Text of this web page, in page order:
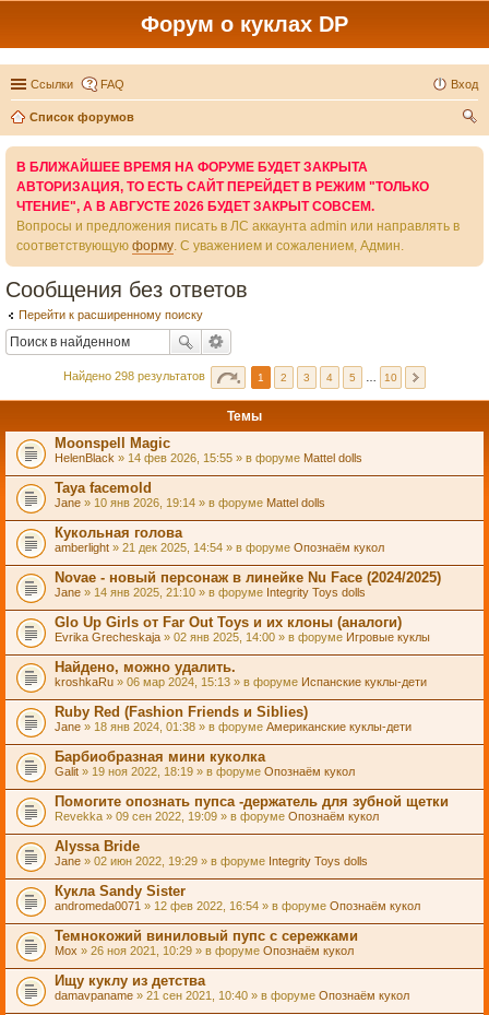
Форум о куклах DP
Ссылки FAQ Вход
Список форумов
В БЛИЖАЙШЕЕ ВРЕМЯ НА ФОРУМЕ БУДЕТ ЗАКРЫТА
АВТОРИЗАЦИЯ, ТО ЕСТЬ САЙТ ПЕРЕЙДЕТ В РЕЖИМ "ТОЛЬКО
ЧТЕНИЕ", А В АВГУСТЕ 2026 БУДЕТ ЗАКРЫТ СОВСЕМ.
Вопросы и предложения писать в ЛС аккаунта admin или направлять в
соответствующую форму. С уважением и сожалением, Админ.
Сообщения без ответов
Перейти к расширенному поиску
Найдено 298 результатов 1 2 3 4 5 10
Темы
Moonspell Magic
HelenBlack » 14 фев 2026, 15:55 » в форуме Mattel dolls
Taya facemold
Jane » 10 янв 2026, 19:14 » в форуме Mattel dolls
Кукольная голова
amberlight » 21 дек 2025, 14:54 » в форуме Опознаём кукол
Novae - новый персонаж в линейке Nu Face (2024/2025)
Jane » 14 янв 2025, 21:10 » в форуме Integrity Toys dolls
Glo Up Girls от Far Out Toys и их клоны (аналоги)
Evrika Grecheskaja » 02 янв 2025, 14:00 » в форуме Игровые куклы
Найдено, можно удалить.
kroshkaRu » 06 мар 2024, 15:13 » в форуме Испанские куклы-дети
Ruby Red (Fashion Friends и Siblies)
Jane » 18 янв 2024, 01:38 » в форуме Американские куклы-дети
Барбиобразная мини куколка
Galit » 19 ноя 2022, 18:19 » в форуме Опознаём кукол
Помогите опознать пупса -держатель для зубной щетки
Revekka » 09 сен 2022, 19:09 » в форуме Опознаём кукол
Alyssa Bride
Jane » 02 июн 2022, 19:29 » в форуме Integrity Toys dolls
Кукла Sandy Sister
andromeda0071 » 12 фев 2022, 16:54 » в форуме Опознаём кукол
Темнокожий виниловый пупс с сережками
Mox » 26 ноя 2021, 10:29 » в форуме Опознаём кукол
Ищу куклу из детства
damavpaname » 21 сен 2021, 10:40 » в форуме Опознаём кукол